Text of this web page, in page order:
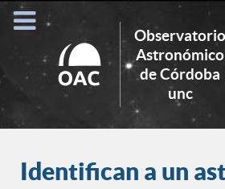
Observatorio
Astronómico
de Córdoba
unc
Search
for:
Identifican a un